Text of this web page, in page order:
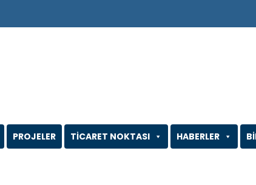
PROJELER TİCARET NOKTASI HABERLER